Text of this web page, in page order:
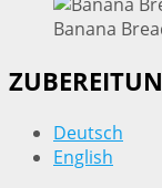
Banana
Deutsch
English